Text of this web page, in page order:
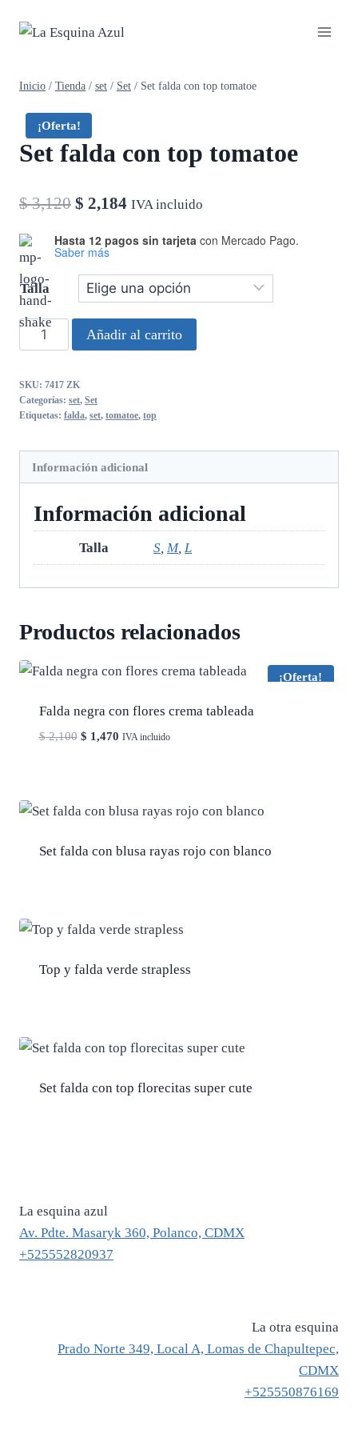
Inicio / Tienda / set / Set / Set falda con top tomatoe
¡Oferta!
Set falda con top tomatoe
$3,120 El
original
era:
$ 2,184 El
es:
IVA incluido
Hasta 12 pagos sin tarjeta con Mercado Pago.
Saber más
Talla
Set
falda
top
tomatoe
Añadir al carrito
SKU: 7417 ZK
Categorías: set, Set
Etiquetas: falda, set, tomatoe, top
Información adicional
Información adicional
Talla S, M, L
Productos relacionados
¡Oferta!
Falda negra con flores crema tableada
$2,100 El
$ 2,100.
$ 1,470El
$ 1,470.
IVA incluido
Set falda con blusa rayas rojo con blanco
Top y falda verde strapless
Set falda con top florecitas super cute
La esquina azul
Av. Pdte. Masaryk 360, Polanco, CDMX
+525552820937
La otra esquina
Prado Norte 349, Local A, Lomas de Chapultepec,
CDMX
+525550876169